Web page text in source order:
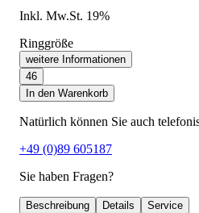
Inkl. Mw.St. 19%
Ringgröße
weitere Informationen
46
In den Warenkorb
Natürlich können Sie auch
+49 (0)89 605187
Sie haben Fragen?
Beschreibung Details Service